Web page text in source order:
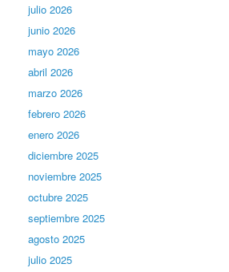
julio 2026
junio 2026
mayo 2026
abril 2026
marzo 2026
febrero 2026
enero 2026
diciembre 2025
noviembre 2025
octubre 2025
septiembre 2025
agosto 2025
julio 2025